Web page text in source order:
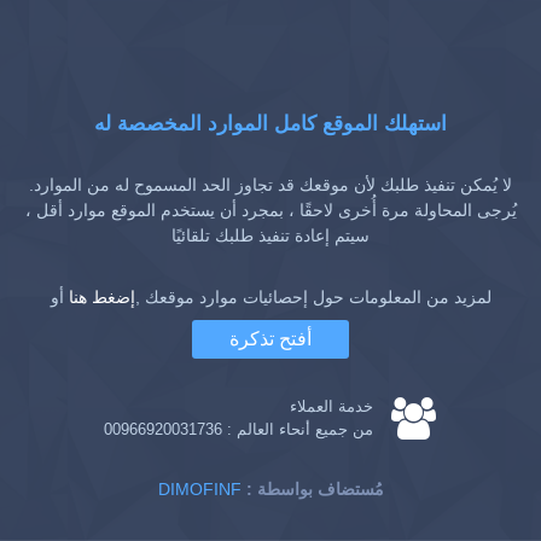
استهلك الموقع كامل الموارد المخصصة له
لا يُمكن تنفيذ طلبك لأن موقعك قد تجاوز الحد المسموح له من الموارد.
يُرجى المحاولة مرة أُخرى لاحقًا ، بمجرد أن يستخدم الموقع موارد أقل ،
سيتم إعادة تنفيذ طلبك تلقائيًا
لمزيد من المعلومات حول إحصائيات موارد موقعك ,إضغط هنا أو
أفتح تذكرة
خدمة العملاء
من جميع أنحاء العالم : 00966920031736
DIMOFINF : مُستضاف بواسطة